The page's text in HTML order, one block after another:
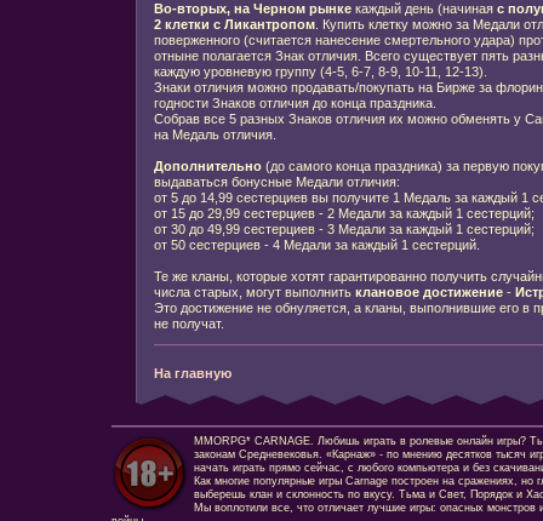
Во-вторых, на Черном рынкекаждый день (начиная с
2 клетки с Ликантропом. Купить клетку можно за Медали
поверженного (считается нанесение смертельного удара)
отныне полагается Знак отличия. Всего существует пять
каждую уровневую группу (4-5, 6-7, 8-9, 10-11, 12-13).
Знаки отличия можно продавать/покупать на Бирже за
годности Знаков отличия до конца праздника.
Собрав все 5 разных Знаков отличия их можно обменять у
на Медаль отличия.
Дополнительно(до самого конца праздника) за первую
выдаваться бонусные Медали отличия:
от 5 до 14,99 сестерциев вы получите 1 Медаль за каждый 1
от 15 до 29,99 сестерциев - 2 Медали за каждый 1 сестерций;
от 30 до 49,99 сестерциев - 3 Медали за каждый 1 сестерций;
от 50 сестерциев - 4 Медали за каждый 1 сестерций.
Те же кланы, которые хотят гарантированно получить
числа старых, могут выполнитьклановое достижение-
Это достижение не обнуляется, а кланы, выполнившие его в
не получат.
На главную
MMORPG* CARNAGE. Любишь играть в ролевые онлайн игры?
законам Средневековья. «Карнаж» - по мнению десятков тысяч
начать играть прямо сейчас, с любого компьютера и без
Как многие популярные игры Carnage построен на сражениях, но
выберешь клан и склонность по вкусу. Тьма и Свет, Порядок и
Мы воплотили все, что отличает лучшие игры: опасных монстров